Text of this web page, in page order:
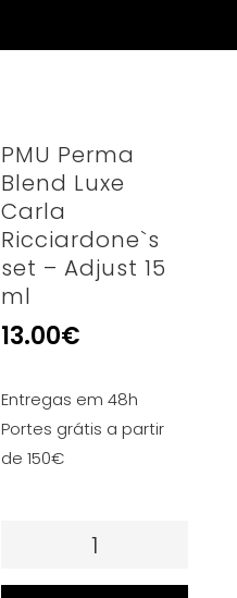
PMU Perma
Blend Luxe
Carla
Ricciardone`s
set – Adjust 15
ml
13.00€
Entregas em 48h
Portes grátis a partir
de 150€
Quantidade